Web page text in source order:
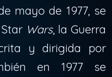
mayo de 1977, se
Wars, la Guerra
y dirigida por
en 1977 se